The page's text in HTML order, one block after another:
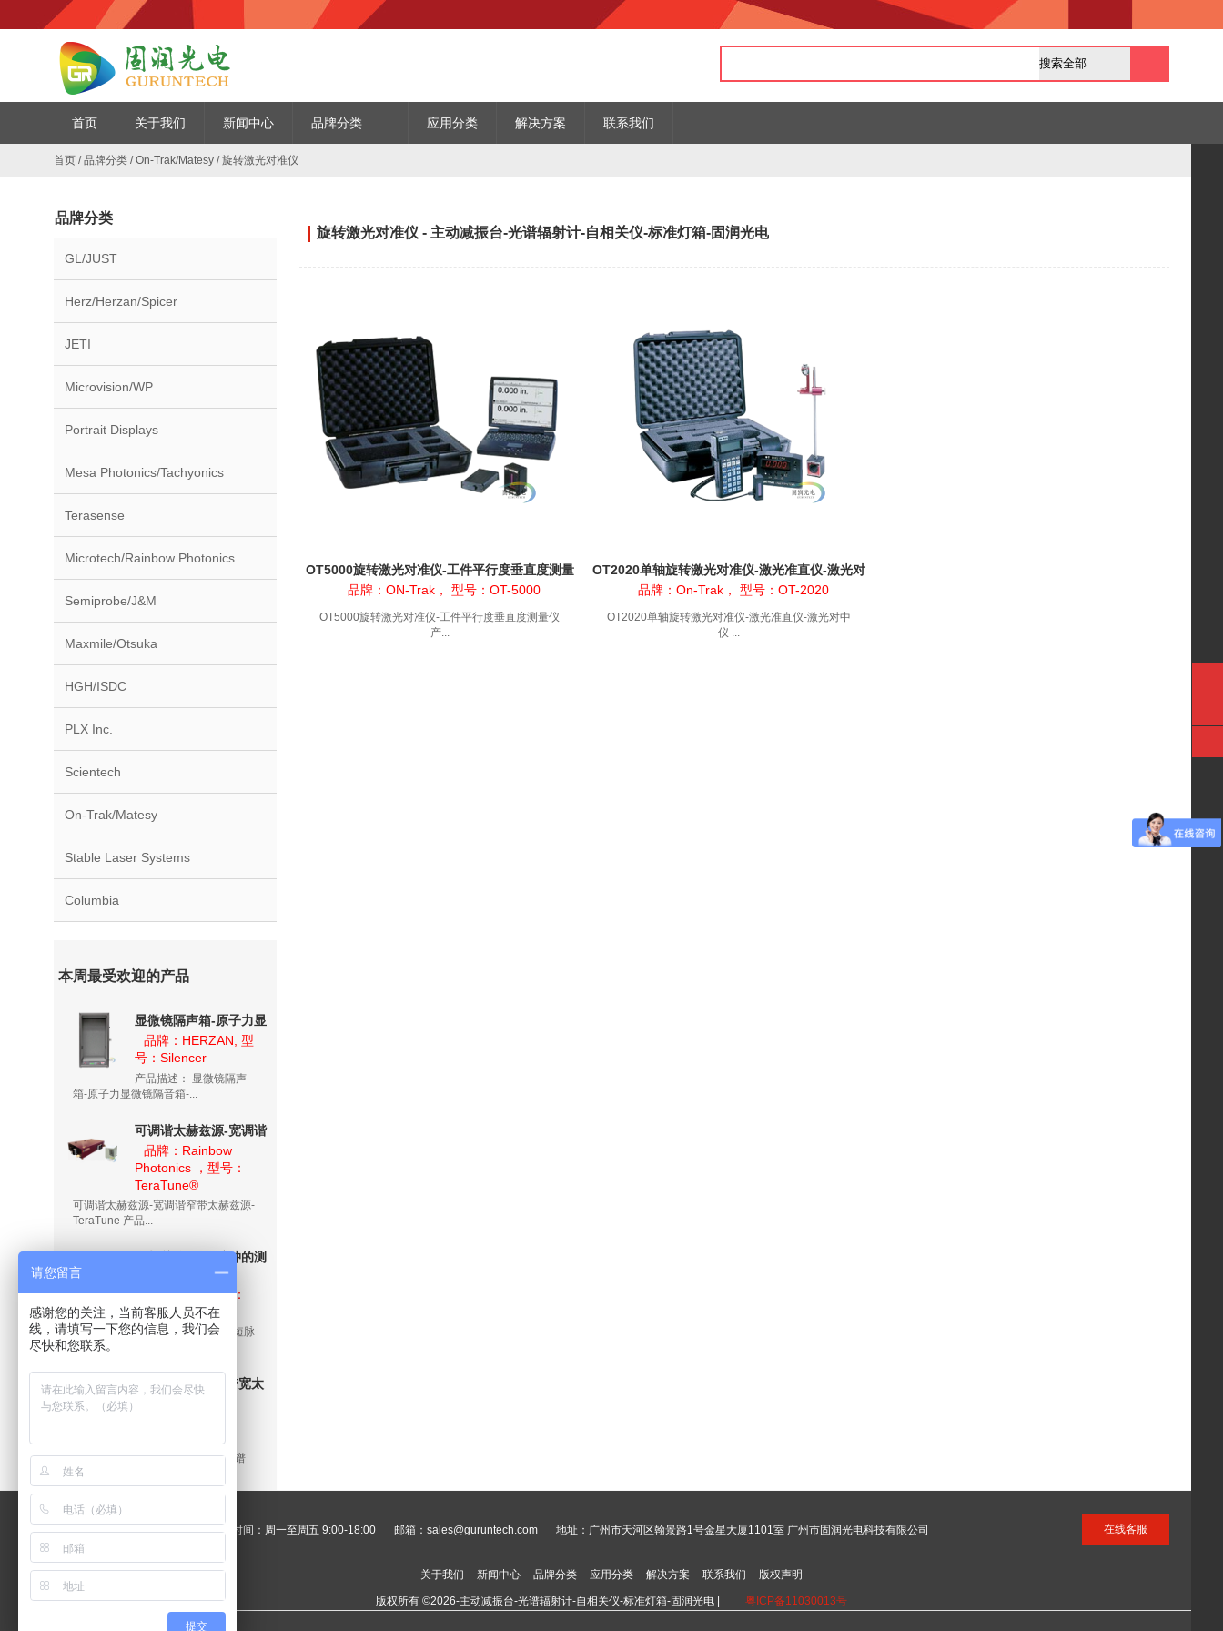
首页 关于我们 新闻中心 品牌分类 应用分类 解决方案 联系我们
首页 /品牌分类 /On-Trak/Matesy /旋转激光对准仪
品牌分类
GL/JUST
Herz/Herzan/Spicer
JETI
Microvision/WP
Portrait Displays
Mesa Photonics/Tachyonics
Terasense
Microtech/Rainbow Photonics
Semiprobe/J&M
Maxmile/Otsuka
HGH/ISDC
PLX Inc.
Scientech
On-Trak/Matesy
Stable Laser Systems
Columbia
本周最受欢迎的产品
显微镜隔声箱-原子力显
微镜隔音箱-隔音箱
Silencer
品牌：HERZAN, 型
号：Silencer
产品描述： 显微镜隔声
箱-原子力显微镜隔音箱-...
可调谐太赫兹源-宽调谐
窄带太赫兹源-
TeraTune
品牌：Rainbow
Photonics ，型号：
TeraTune®
可调谐太赫兹源-宽调谐窄带太赫兹源-
TeraTune 产品...
自相关仪-超短脉冲的测
量工具-超短脉宽测量系
统
Photonics ，型号：
Autocorrelator
自相关仪-超短脉冲的测量工具-超短脉
宽...
TeraSysUltra超带宽太
TeraSysUltra超带宽太赫兹时域光谱
仪-太赫兹波光谱...
旋转激光对准仪 - 主动减振台-光谱辐射计-自相关仪-标准灯箱-固润光电
OT5000旋转激光对准仪-工件平行度垂直度测量
仪
品牌：ON-Trak， 型号：OT-5000
OT5000旋转激光对准仪-工件平行度垂直度测量仪
产...
OT2020单轴旋转激光对准仪-激光准直仪-激光对
中仪
品牌：On-Trak， 型号：OT-2020
OT2020单轴旋转激光对准仪-激光准直仪-激光对中
仪 ...
电话：020-85666701 工作时间：周一至周五 9:00-18:00 邮箱：sales@guruntech.com 地址：广州市天河区翰景路1号金星大厦1101室 广州市固润光电科技有限公司 在线客服
关于我们 新闻中心 品牌分类 应用分类 解决方案 联系我们 版权声明
版权所有 ©2026-主动减振台-光谱辐射计-自相关仪-标准灯箱-固润光电 | 粤ICP备11030013号
请您留言
感谢您的关注，当前客服人员不在
线，请填写一下您的信息，我们会
尽快和您联系。
提交